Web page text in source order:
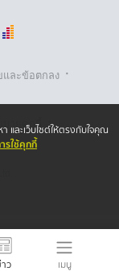
ว เมนู
และข้อตกลง ·
บายคุกกี้ ·
และเว็บไซต์ให้ตรงกับใจคุณ
รใช้คุกกี้